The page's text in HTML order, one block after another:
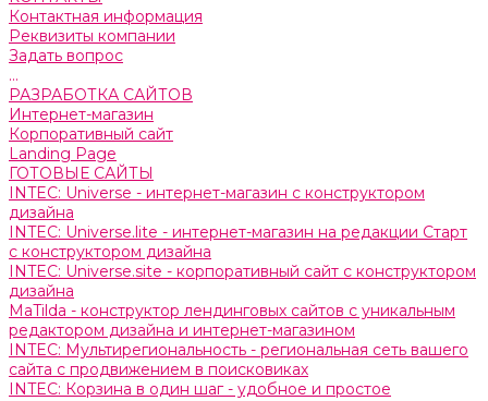
Контактная информация
Реквизиты компании
Задать вопрос
...
РАЗРАБОТКА САЙТОВ
Интернет-магазин
Корпоративный сайт
Landing Page
ГОТОВЫЕ САЙТЫ
INTEC: Universe - интернет-магазин с конструктором
дизайна
INTEC: Universe.lite - интернет-магазин на редакции Старт
с конструктором дизайна
INTEC: Universe.site - корпоративный сайт с конструктором
дизайна
MaTilda - конструктор лендинговых сайтов с уникальным
редактором дизайна и интернет-магазином
INTEC: Мультирегиональность - региональная сеть вашего
сайта с продвижением в поисковиках
INTEC: Корзина в один шаг - удобное и простое